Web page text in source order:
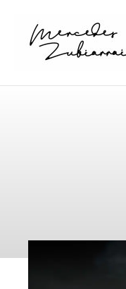
contenido